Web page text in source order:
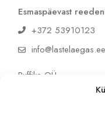
Esmaspäevast
+372 53910123
info@lastelaegas.ee
Puffike OÜ